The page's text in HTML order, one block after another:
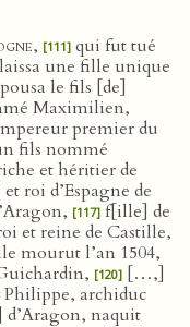
, [111] qui fut tué
une fille unique
le fils [de]
Maximilien,
premier du
fils nommé
et héritier de
roi d’Espagne de
[117] f[ille] de
et reine de Castille,
mourut l’an 1504,
[120] […,]
Philippe, archiduc
d’Aragon, naquit